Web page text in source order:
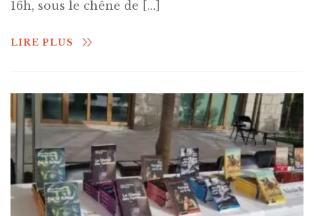
16h, sous le chêne de […]
LIRE PLUS